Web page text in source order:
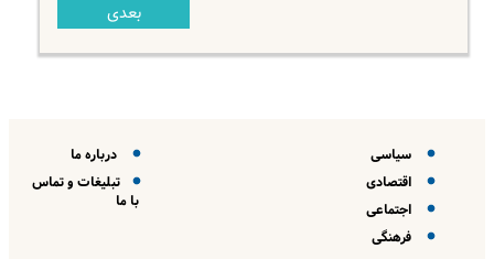
بعدی
سیاسی
اقتصادی
اجتماعی
فرهنگی
درباره ما
تبلیغات و تماس
با ما